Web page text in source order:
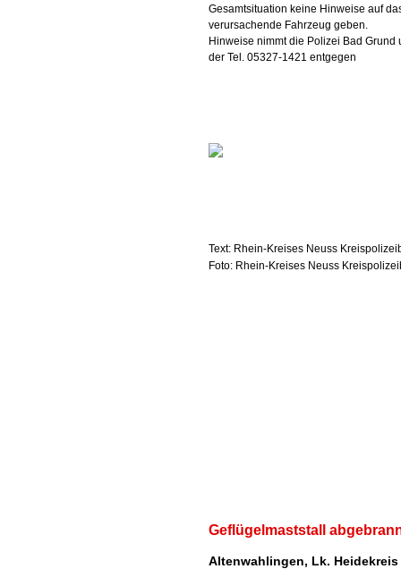
Gesamtsituation keine Hinweise auf
verursachende Fahrzeug geben.
Hinweise nimmt die Polizei Bad Grund
der Tel. 05327-1421 entgegen
Text: Rhein-Kreises Neuss
Foto: Rhein-Kreises Neuss
Geflügelmaststall
Altenwahlingen, Lk. Heidekreis